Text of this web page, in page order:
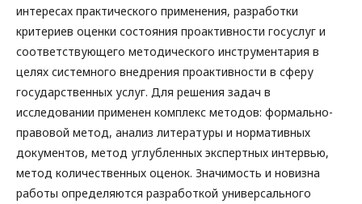
интересах практического применения, разработки
критериев оценки состояния проактивности госуслуг и
соответствующего методического инструментария в
целях системного внедрения проактивности в сферу
государственных услуг. Для решения задач в
исследовании применен комплекс методов: формально-
правовой метод, анализ литературы и нормативных
документов, метод углубленных экспертных интервью,
метод количественных оценок. Значимость и новизна
работы определяются разработкой универсального